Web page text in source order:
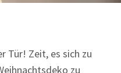
Tür! Zeit, es sich zu
zu